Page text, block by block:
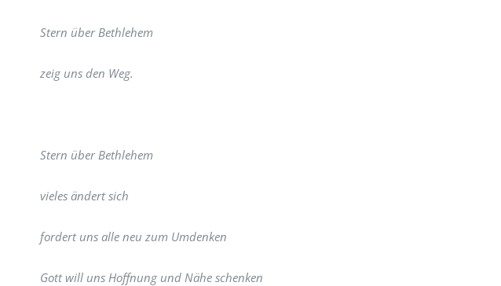
Stern über Bethlehem
zeig uns den Weg.
Stern über Bethlehem
vieles ändert sich
fordert uns alle neu zum Umdenken
Gott will uns Hoffnung und Nähe schenken